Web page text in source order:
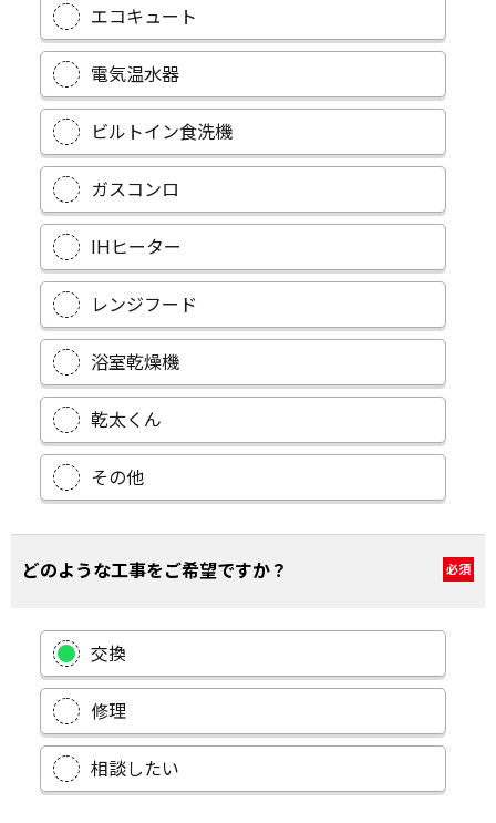
エコキュート
電気温水器
ビルトイン食洗機
ガスコンロ
IHヒーター
レンジフード
浴室乾燥機
乾太くん
その他
どのような工事をご希望ですか？ 必須
交換
修理
相談したい